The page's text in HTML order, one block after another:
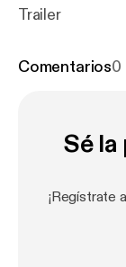
Trailer
Comentarios0
Sé
¡Regístrate